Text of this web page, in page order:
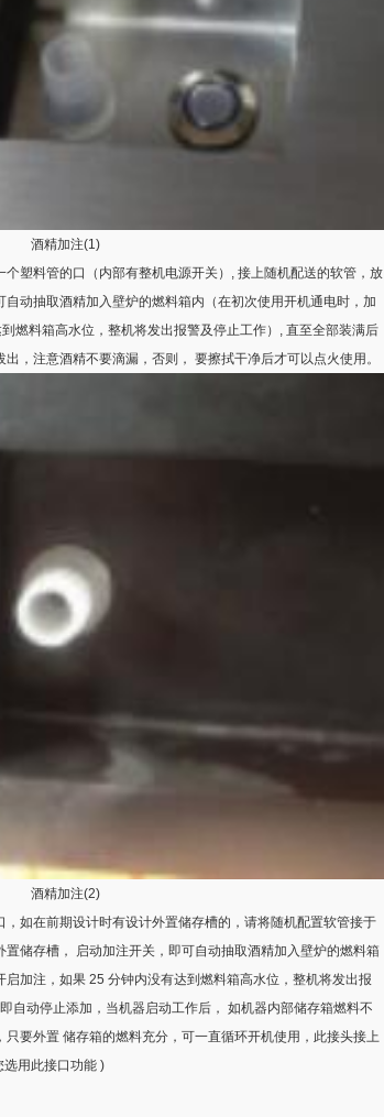
酒精加注(1)
塑料管的口（内部有整机电源开关）, 接上随机配送的软管，放
动抽取酒精加入壁炉的燃料箱内（在初次使用开机通电时，加
燃料箱高水位，整机将发出报警及停止工作）, 直至全部装满后
，注意酒精不要滴漏，否则， 要擦拭干净后才可以点火使用。
酒精加注(2)
如在前期设计时有设计外置储存槽的，请将随机配置软管接于
储存槽， 启动加注开关，即可自动抽取酒精加入壁炉的燃料箱
加注，如果 25 分钟内没有达到燃料箱高水位，整机将发出报
自动停止添加，当机器启动工作后， 如机器内部储存箱燃料不
要外置 储存箱的燃料充分，可一直循环开机使用，此接头接上
选用此接口功能 )